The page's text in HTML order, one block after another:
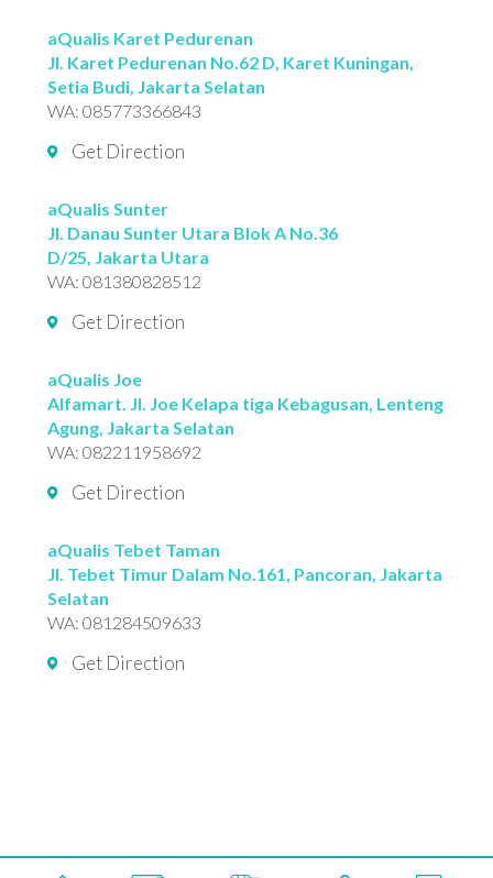
aQualis Karet Pedurenan
Jl. Karet Pedurenan No.62 D, Karet Kuningan,
Setia Budi, Jakarta Selatan
WA:085773366843
Get Direction
aQualis Sunter
Jl. Danau Sunter Utara Blok A No.36
D/25, Jakarta Utara
WA:081380828512
Get Direction
aQualis Joe
Alfamart. Jl. Joe Kelapa tiga Kebagusan, Lenteng
Agung, Jakarta Selatan
WA:082211958692
Get Direction
aQualis Tebet Taman
Jl. Tebet Timur Dalam No.161, Pancoran, Jakarta
Selatan
WA:081284509633
Get Direction